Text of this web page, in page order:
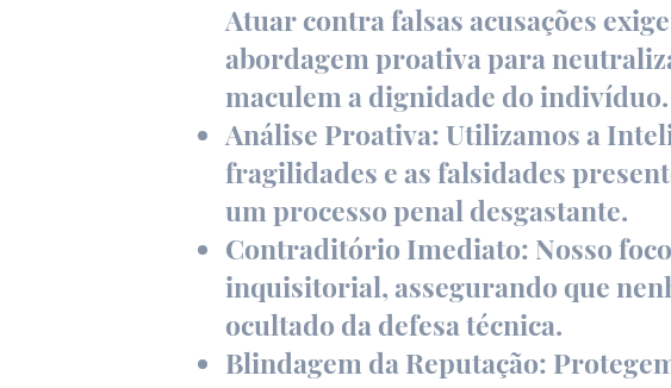
Atuar contra falsas acusações
abordagem proativa para
maculem a dignidade do indivíduo.
Análise Proativa: Utilizamos a
fragilidades e as falsidades
um processo penal desgastante.
Contraditório Imediato: Nosso
inquisitorial, assegurando que
ocultado da defesa técnica.
Blindagem da Reputação: